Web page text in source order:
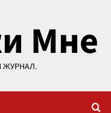
Мне
ЖУРНАЛ.